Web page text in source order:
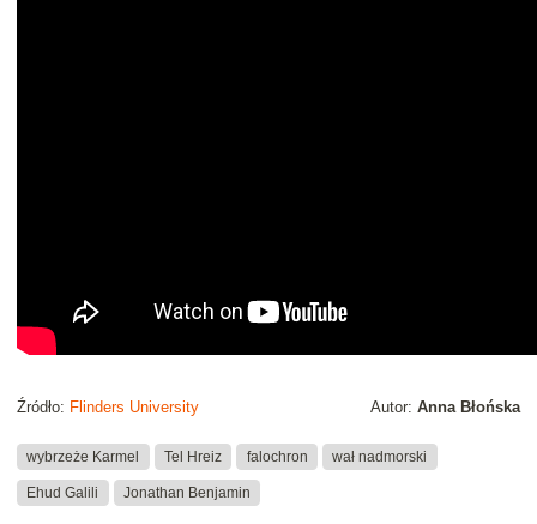
Autor: Anna Błońska
Źródło: Flinders University
wybrzeże Karmel Tel Hreiz falochron wał nadmorski
Ehud Galili Jonathan Benjamin